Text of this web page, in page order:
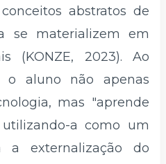
abstratos de
se materializem em
(KONZE, 2023). Ao
o aluno não apenas
mas "aprende
a como um
a externalização do